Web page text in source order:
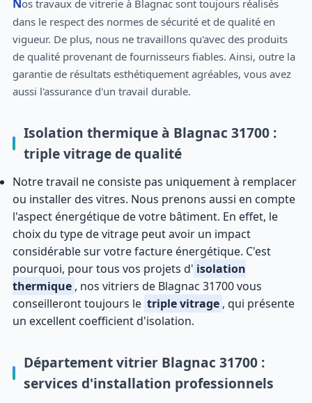
dans le respect des normes de sécurité et de qualité en
vigueur. De plus, nous ne travaillons qu'avec des produits
de qualité provenant de fournisseurs fiables. Ainsi, outre la
garantie de résultats esthétiquement agréables, vous avez
aussi l'assurance d'un travail durable.
Isolation thermique à Blagnac 31700 :
triple vitrage de qualité
Notre travail ne consiste pas uniquement à remplacer
ou installer des vitres. Nous prenons aussi en compte
l'aspect énergétique de votre bâtiment. En effet, le
choix du type de vitrage peut avoir un impact
considérable sur votre facture énergétique. C'est
pourquoi, pour tous vos projets d' isolation
thermique , nos vitriers de Blagnac 31700 vous
conseilleront toujours le triple vitrage , qui présente
un excellent coefficient d'isolation.
Département vitrier Blagnac 31700 :
services d'installation professionnels